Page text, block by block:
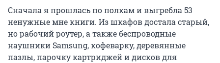
Сначала я прошлась по полкам и выгребла 53
ненужные мне книги. Из шкафов достала старый,
но рабочий роутер, а также беспроводные
наушники Samsung, кофеварку, деревянные
пазлы, парочку картриджей и дисков для